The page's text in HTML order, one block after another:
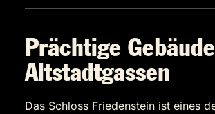
Prächtige
Altstadtgassen
Das Schloss Friedenstein ist eines